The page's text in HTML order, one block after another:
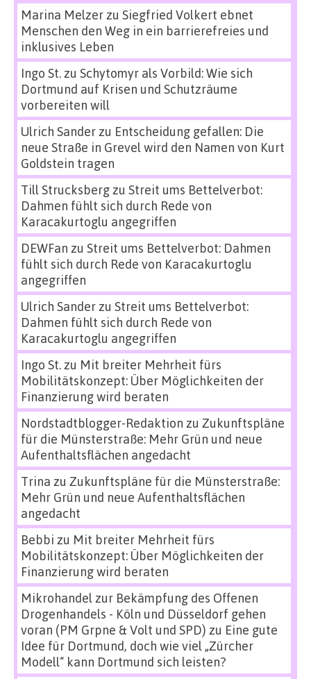
Marina Melzerzu Siegfried Volkert ebnet
Menschen den Weg in ein barrierefreies und
inklusives Leben
Ingo St.zu Schytomyr als Vorbild: Wie sich
Dortmund auf Krisen und Schutzräume
vorbereiten will
Ulrich Sanderzu Entscheidung gefallen: Die
neue Straße in Grevel wird den Namen von Kurt
Goldstein tragen
Till Strucksbergzu Streit ums Bettelverbot:
Dahmen fühlt sich durch Rede von
Karacakurtoglu angegriffen
DEWFan zu Streit ums Bettelverbot: Dahmen
fühlt sich durch Rede von Karacakurtoglu
angegriffen
Ulrich Sanderzu Streit ums Bettelverbot:
Dahmen fühlt sich durch Rede von
Karacakurtoglu angegriffen
Ingo St.zu Mit breiter Mehrheit fürs
Mobilitätskonzept: Über Möglichkeiten der
Finanzierung wird beraten
Nordstadtblogger-Redaktion zu Zukunftspläne
für die Münsterstraße: Mehr Grün und neue
Aufenthaltsflächen angedacht
Trina zu Zukunftspläne für die Münsterstraße:
Mehr Grün und neue Aufenthaltsflächen
angedacht
Bebbi zu Mit breiter Mehrheit fürs
Mobilitätskonzept: Über Möglichkeiten der
Finanzierung wird beraten
Mikrohandel zur Bekämpfung des Offenen
Drogenhandels - Köln und Düsseldorf gehen
voran (PM Grpne & Volt und SPD) zu Eine gute
Idee für Dortmund, doch wie viel „Zürcher
Modell“ kann Dortmund sich leisten?